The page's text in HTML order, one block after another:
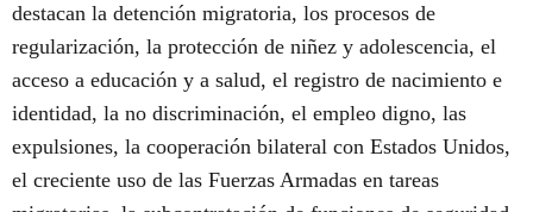
destacan la detención migratoria, los procesos de
regularización, la protección de niñez y adolescencia, el
acceso a educación y a salud, el registro de nacimiento e
identidad, la no discriminación, el empleo digno, las
expulsiones, la cooperación bilateral con Estados Unidos,
el creciente uso de las Fuerzas Armadas en tareas